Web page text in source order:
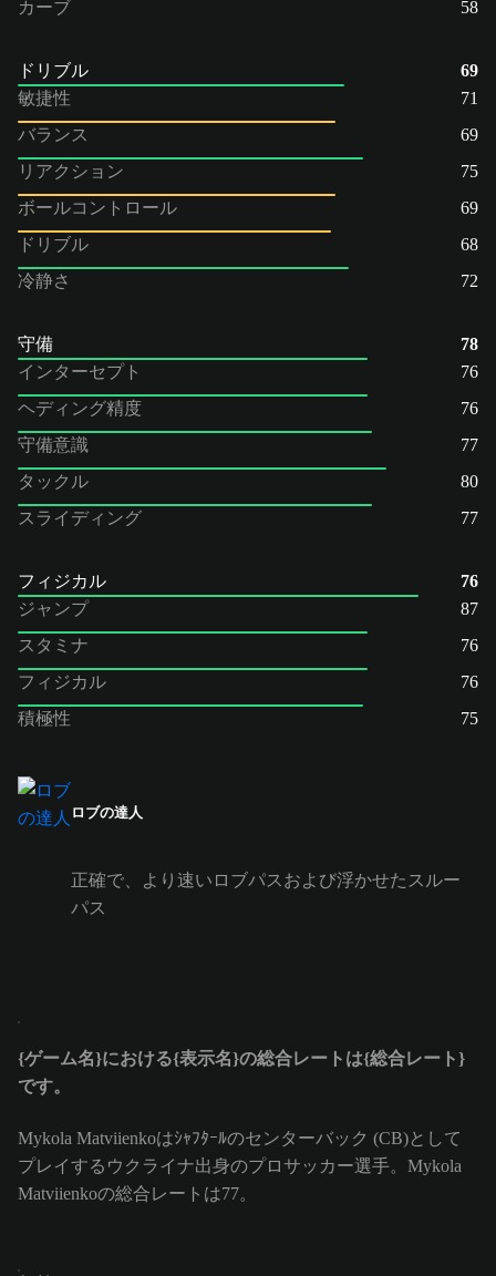
カーブ
58
ドリブル
69
敏捷性
71
バランス
69
リアクション
75
ボールコントロール
69
ドリブル
68
冷静さ
72
守備
78
インターセプト
76
ヘディング精度
76
守備意識
77
タックル
80
スライディング
77
フィジカル
76
ジャンプ
87
スタミナ
76
フィジカル
76
積極性
75
ロブの達人
正確で、より速いロブパスおよび浮かせたスルー
パス
{ゲーム名}における{表示名}の総合レートは{総合レート}
です。
Mykola Matviienkoはｼｬﾌﾀｰﾙのセンターバック (CB)として
プレイするウクライナ出身のプロサッカー選手。Mykola
Matviienkoの総合レートは77。